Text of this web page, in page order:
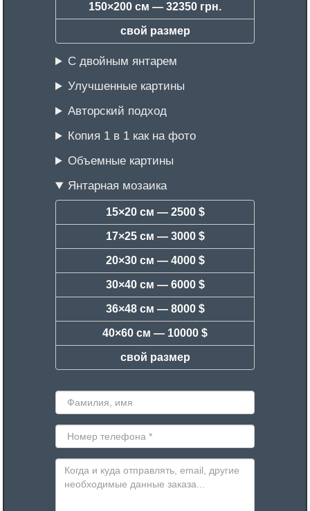
150×200 см — 32350 грн.
свой размер
С двойным янтарем
Улучшенные картины
Авторский подход
Копия 1 в 1 как на фото
Объемные картины
Янтарная мозаика
15×20 см — 2500 $
17×25 см — 3000 $
20×30 см — 4000 $
30×40 см — 6000 $
36×48 см — 8000 $
40×60 см — 10000 $
свой размер